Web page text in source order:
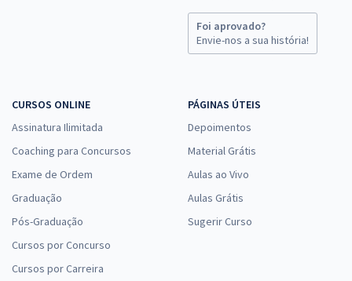
Foi aprovado?
Envie-nos a sua história!
CURSOS ONLINE
Assinatura Ilimitada
Coaching para Concursos
Exame de Ordem
Graduação
Pós-Graduação
Cursos por Concurso
Cursos por Carreira
PÁGINAS ÚTEIS
Depoimentos
Material Grátis
Aulas ao Vivo
Aulas Grátis
Sugerir Curso